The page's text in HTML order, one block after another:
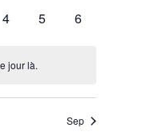
4 5 6
jour là.
Sep